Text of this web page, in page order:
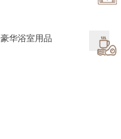
豪华浴室用品